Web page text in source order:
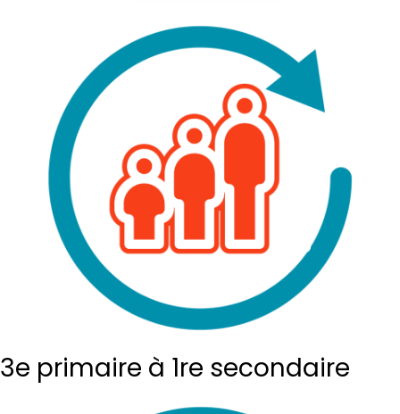
3e primaire à 1re secondaire